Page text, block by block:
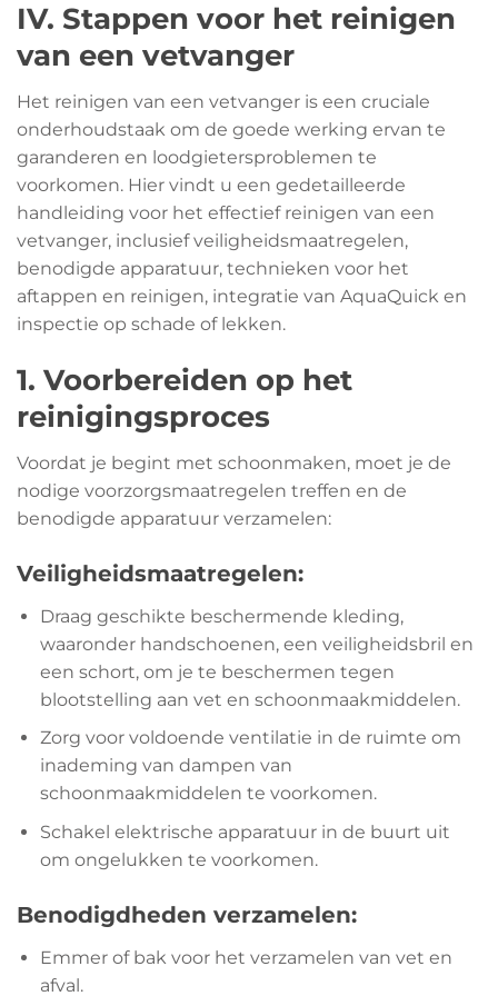
IV. Stappen voor het reinigen
van een vetvanger
Het reinigen van een vetvanger is een cruciale
onderhoudstaak om de goede werking ervan te
garanderen en loodgietersproblemen te
voorkomen. Hier vindt u een gedetailleerde
handleiding voor het effectief reinigen van een
vetvanger, inclusief veiligheidsmaatregelen,
benodigde apparatuur, technieken voor het
aftappen en reinigen, integratie van AquaQuick en
inspectie op schade of lekken.
1. Voorbereiden op het
reinigingsproces
Voordat je begint met schoonmaken, moet je de
nodige voorzorgsmaatregelen treffen en de
benodigde apparatuur verzamelen:
Veiligheidsmaatregelen:
Draag geschikte beschermende kleding,
waaronder handschoenen, een veiligheidsbril en
een schort, om je te beschermen tegen
blootstelling aan vet en schoonmaakmiddelen.
Zorg voor voldoende ventilatie in de ruimte om
inademing van dampen van
schoonmaakmiddelen te voorkomen.
Schakel elektrische apparatuur in de buurt uit
om ongelukken te voorkomen.
Benodigdheden verzamelen:
Emmer of bak voor het verzamelen van vet en
afval.